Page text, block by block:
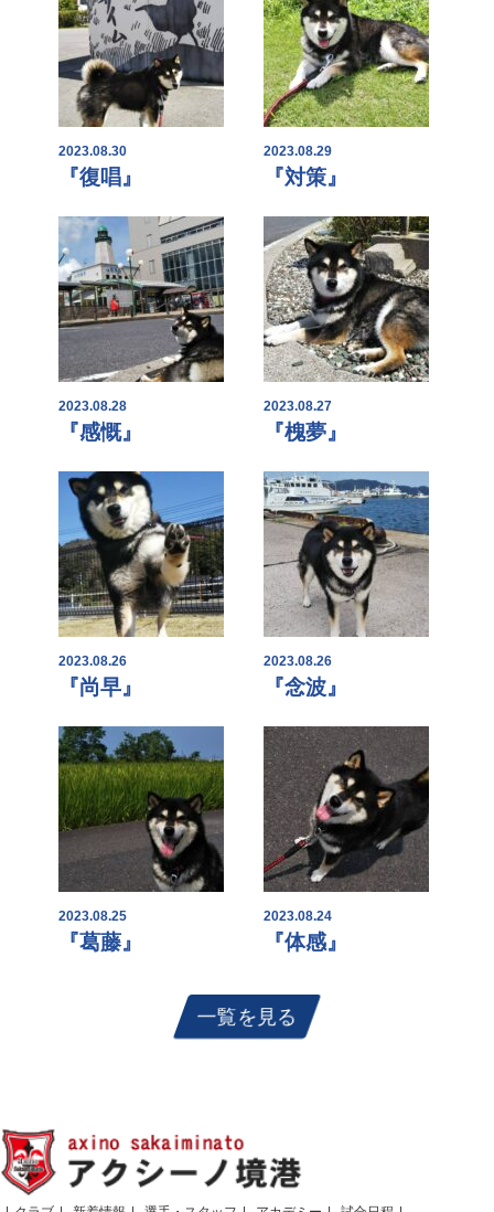
2023.08.30
『復唱』
2023.08.29
『対策』
2023.08.28
『感慨』
2023.08.27
『槐夢』
2023.08.26
『尚早』
2023.08.26
『念波』
2023.08.25
『葛藤』
2023.08.24
『体感』
一覧を見る